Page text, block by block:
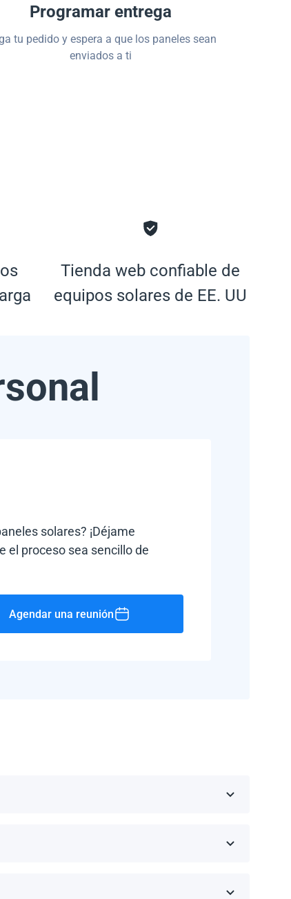
Programar entrega
tu pedido y espera a que los paneles sean
enviados a ti
Tienda web confiable de
equipos solares de EE. UU
solares? ¡Déjame
el proceso sea sencillo de
Agendar una reunión